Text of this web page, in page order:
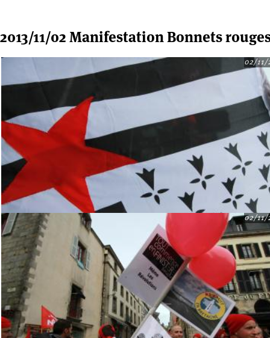
2013/11/02 Manifestation Bonnets
02/11/
02/11/
Pages